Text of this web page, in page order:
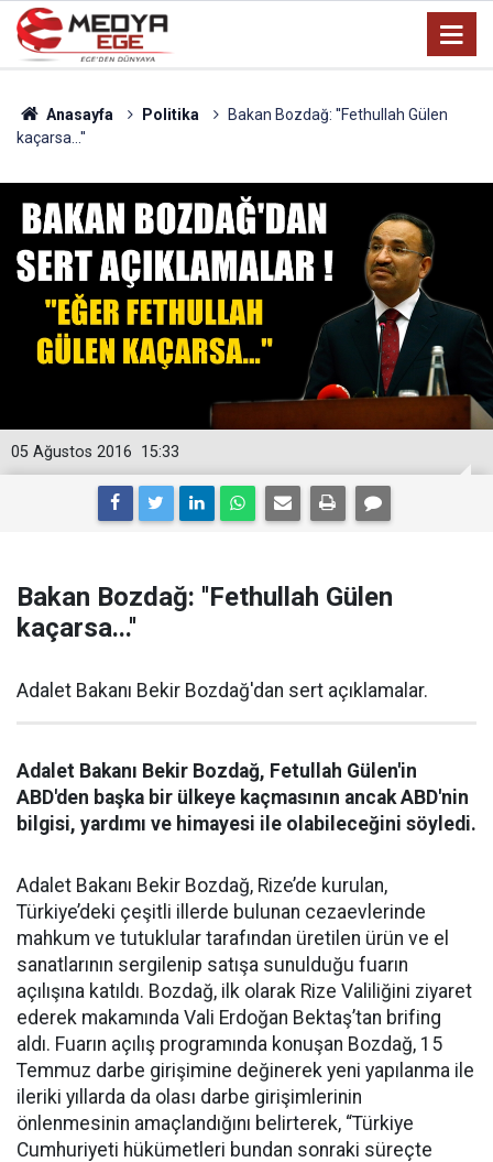
Anasayfa Politika
Bakan Bozdağ: ''Fethullah Gülen
kaçarsa...''
15:33
05 Ağustos 2016
Bakan Bozdağ: ''Fethullah Gülen
kaçarsa...''
Adalet Bakanı Bekir Bozdağ'dan sert açıklamalar.
Adalet Bakanı Bekir Bozdağ, Fetullah Gülen'in
ABD'den başka bir ülkeye kaçmasının ancak ABD'nin
bilgisi, yardımı ve himayesi ile olabileceğini söyledi.
Adalet Bakanı Bekir Bozdağ, Rize’de kurulan,
Türkiye’deki çeşitli illerde bulunan cezaevlerinde
mahkum ve tutuklular tarafından üretilen ürün ve el
sanatlarının sergilenip satışa sunulduğu fuarın
açılışına katıldı. Bozdağ, ilk olarak Rize Valiliğini ziyaret
ederek makamında Vali Erdoğan Bektaş’tan brifing
aldı. Fuarın açılış programında konuşan Bozdağ, 15
Temmuz darbe girişimine değinerek yeni yapılanma ile
ileriki yıllarda da olası darbe girişimlerinin
önlenmesinin amaçlandığını belirterek, “Türkiye
Cumhuriyeti hükümetleri bundan sonraki süreçte